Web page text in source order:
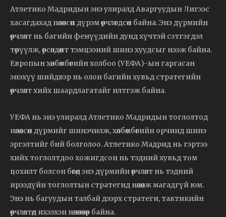
Атлетико Мадридын энэ улиралд Аваргуудын Лигээс
хасагдахад нөлөөлсөн дүрэм өөрчлөгдсөн байна. Энэ дүрмийн
өөрчлөлт нь багийн фенүүдийн дунд хүчтэй сэтгэгдэл
төрүүлж, өрсөлдөөнт тэмцээний шинэ хуудсыг нээж байна.
Европын хөлбөмбөгийн холбоо (УЕФА)-ын гаргасан
энэхүү шийдвэр нь олон багийн хувьд стратегийн
өөрчлөлт хийх шаардлагатайг илтгэж байна.
УЕФА нь энэ улиралд Атлетико Мадридын тоглолтод
нөлөөлсөн дүрмийг шинэчилж, хөлбөмбөгийн орчинд шинэ
эргэлтийг бий болголоо. Атлетико Мадрид нь гэртээ
хийх тоглолтдоо хожигдсон нь тэдний хувьд том
цохилт болсон бөгөөд энэ дүрмийн өөрчлөлт нь тэдний
ирээдүйн тоглолтын стратегид нөлөөлж магадгүй юм.
Энэ нь багуудын талбай дээрх стратеги, тактикийн
өөрчлөлтөд ихээхэн нөлөөлөхөөр байна.